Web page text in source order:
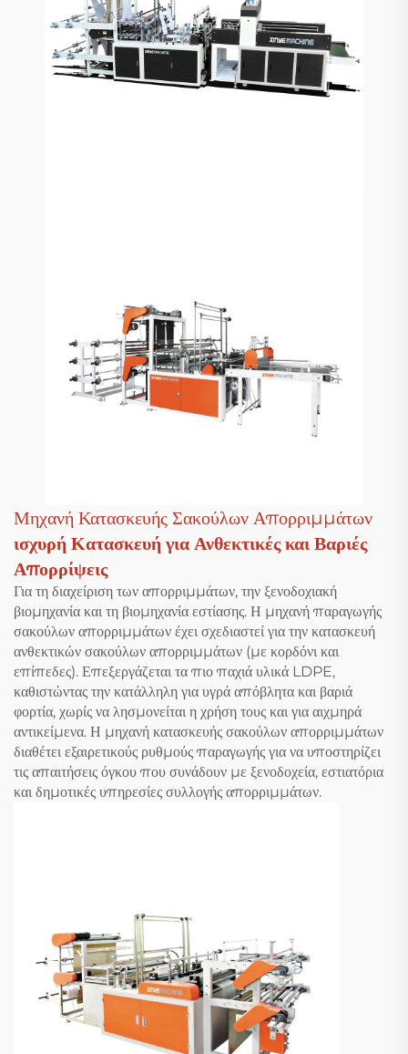
Μηχανή Κατασκευής Σακούλων Απορριμμάτων
ισχυρή Κατασκευή για Ανθεκτικές και Βαριές
Απορρίψεις
Για τη διαχείριση των απορριμμάτων, την ξενοδοχιακή
βιομηχανία και τη βιομηχανία εστίασης. Η μηχανή παραγωγής
σακούλων απορριμμάτων έχει σχεδιαστεί για την κατασκευή
ανθεκτικών σακούλων απορριμμάτων (με κορδόνι και
επίπεδες). Επεξεργάζεται τα πιο παχιά υλικά LDPE,
καθιστώντας την κατάλληλη για υγρά απόβλητα και βαριά
φορτία, χωρίς να λησμονείται η χρήση τους και για αιχμηρά
αντικείμενα. Η μηχανή κατασκευής σακούλων απορριμμάτων
διαθέτει εξαιρετικούς ρυθμούς παραγωγής για να υποστηρίζει
τις απαιτήσεις όγκου που συνάδουν με ξενοδοχεία, εστιατόρια
και δημοτικές υπηρεσίες συλλογής απορριμμάτων.